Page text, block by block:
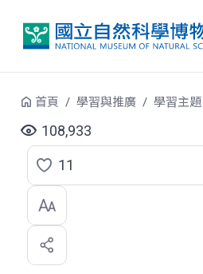
首頁 學習與推廣 學習主題
108,933
點
選
喜
歡
11